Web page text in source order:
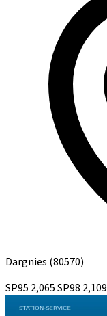
Dargnies (80570)
SP95 2,065SP98 2,109